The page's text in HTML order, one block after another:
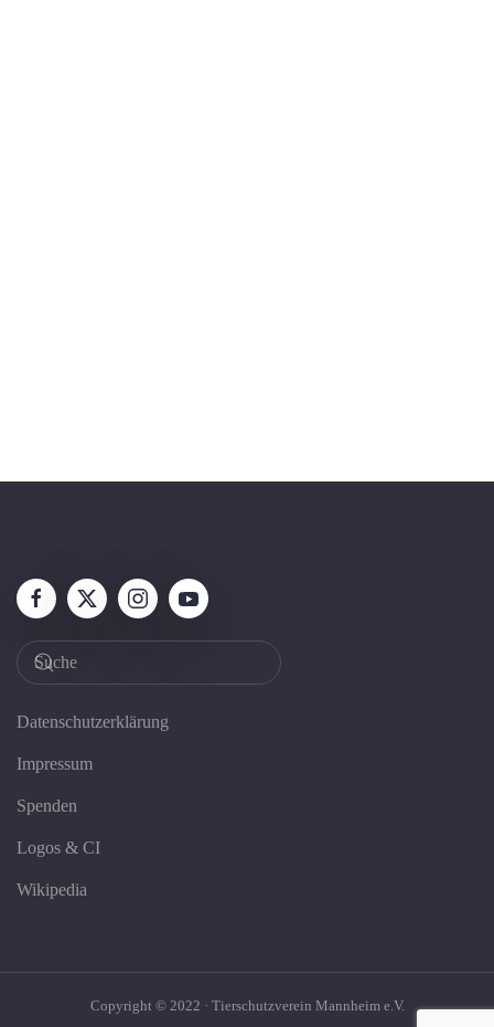
Datenschutzerklärung
Impressum
Spenden
Logos & CI
Wikipedia
Copyright © 2022 · Tierschutzverein Mannheim e.V.